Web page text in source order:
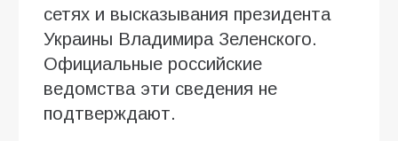
сетях и высказывания президента
Украины Владимира Зеленского.
Официальные российские
ведомства эти сведения не
подтверждают.